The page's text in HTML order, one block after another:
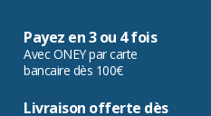
Payez en 3 ou 4 fois
Avec ONEY par carte
bancaire dès 100€
Livraison offerte dès